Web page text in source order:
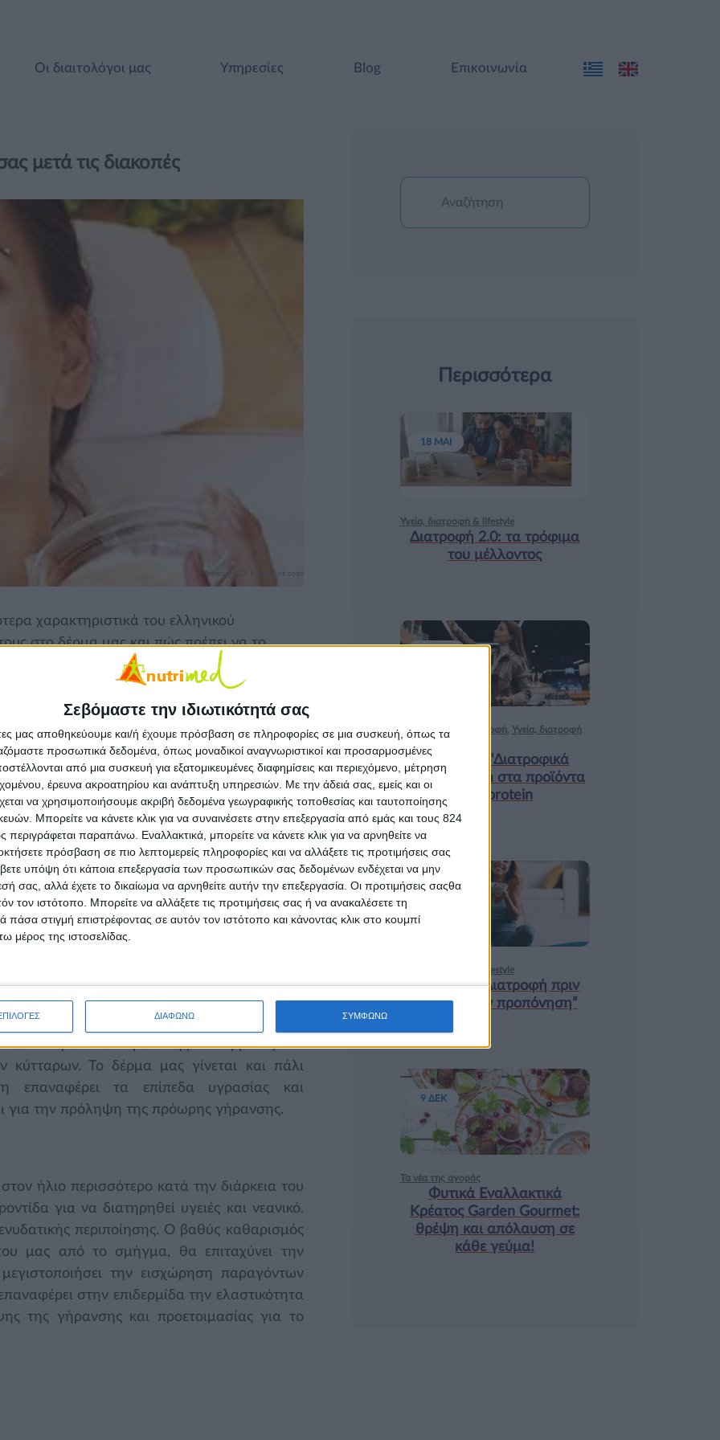
Σεβόμαστε την ιδιωτικότητά σας
μας αποθηκεύουμε και/ή έχουμε πρόσβαση σε πληροφορίες σε μια συσκευή, όπως τα
προσωπικά δεδομένα, όπως μοναδικοί αναγνωριστικοί και προσαρμοσμένες
από μια συσκευή για εξατομικευμένες διαφημίσεις και περιεχόμενο, μέτρηση
έρευνα ακροατηρίου και ανάπτυξη υπηρεσιών. Με την άδειά σας, εμείς και οι
να χρησιμοποιήσουμε ακριβή δεδομένα γεωγραφικής τοποθεσίας και ταυτοποίησης
Μπορείτε να κάνετε κλικ για να συναινέσετε στην επεξεργασία από εμάς και τους 824
παραπάνω. Εναλλακτικά, μπορείτε να κάνετε κλικ για να αρνηθείτε να
πρόσβαση σε πιο λεπτομερείς πληροφορίες και να αλλάξετε τις προτιμήσεις σας
υπόψη ότι κάποια επεξεργασία των προσωπικών σας δεδομένων ενδέχεται να μην
σας, αλλά έχετε το δικαίωμα να αρνηθείτε αυτήν την επεξεργασία. Οι προτιμήσεις σαςθα
τον ιστότοπο. Μπορείτε να αλλάξετε τις προτιμήσεις σας ή να ανακαλέσετε τη
στιγμή επιστρέφοντας σε αυτόν τον ιστότοπο και κάνοντας κλικ στο κουμπί
μέρος της ιστοσελίδας.
ΔΙΑΦΩΝΩ ΣΥΜΦΩΝΩ
Οι διαιτολόγοι μας Υπηρεσίες Blog Επικοινωνία
μετά τις διακοπές
χαρακτηριστικά του ελληνικού
στο δέρμα μας και πώς πρέπει να το
του ελληνικού καλοκαιριού. Ποιά είναι
να το περιποιηθούμε μετά τις διακοπές;
τις άμεσες αντιδράσεις όπως τα εγκάυματα
στο γενετικό υλικό των δερματικών
τα μελανώματα. Το δέρμα όμως, διαθέτει
από την ακτινοβολία του ηλίου όπως το
Αυτός είναι και ο λόγος όπου μετά τις
αλλά ταυτόχρονα στεγνό και τραχύ. Το
η καθημερινή ηλιοθεραπεία καθώς το
στην φυσιολογική του κατάσταση.
αυτή και να επαναφέρουμε στο
συνδυάζει την απολέπιση και ενυδάτωση. Η
νεκρών κυττάρων της επιδερμίδας και
κύτταρων. Το δέρμα μας γίνεται και πάλι
τα επίπεδα υγρασίας και
για την πρόληψη της πρόωρης γήρανσης.
ήλιο περισσότερο κατά την διάρκεια του
για να διατηρηθεί υγειές και νεανικό.
ενυδατικής περιποίησης. Ο βαθύς καθαρισμός
μας από το σμήγμα, θα επιταχύνει την
την εισχώρηση παραγόντων
στην επιδερμίδα την ελαστικότητα
της γήρανσης και προετοιμασίας για το
Περισσότερα
Υγεία, διατροφή & lifestyle
Διατροφή 2.0: τα τρόφιμα
του μέλλοντος
18 ΜΑΙ
Ισορροπημένη διατροφή, Υγεία, διατροφή
Κεφάλαιο “Διατροφικά
trends”: zoοm στα προϊόντα
high protein
17 ΑΠΡ
Υγεία, διατροφή & lifestyle
Κεφάλαιο “Διατροφή πριν
και μετά την προπόνηση”
18 ΦΕΒ
Τα νέα της αγοράς
Φυτικά Εναλλακτικά
Κρέατος Garden Gourmet:
θρέψη και απόλαυση σε
κάθε γεύμα!
9 ΔΕΚ